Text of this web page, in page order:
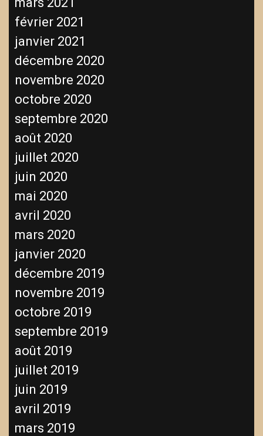
février 2021
janvier 2021
décembre 2020
novembre 2020
octobre 2020
septembre 2020
août 2020
juillet 2020
juin 2020
mai 2020
avril 2020
mars 2020
janvier 2020
décembre 2019
novembre 2019
octobre 2019
septembre 2019
août 2019
juillet 2019
juin 2019
avril 2019
mars 2019